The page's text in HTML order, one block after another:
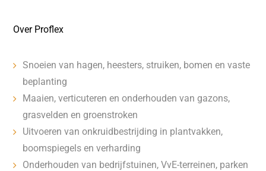
Over Proflex
Snoeien van hagen, heesters, struiken, bomen en vaste
beplanting
Maaien, verticuteren en onderhouden van gazons,
grasvelden en groenstroken
Uitvoeren van onkruidbestrijding in plantvakken,
boomspiegels en verharding
Onderhouden van bedrijfstuinen, VvE-terreinen, parken